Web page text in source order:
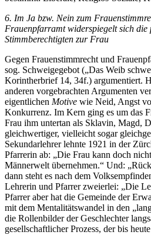
6. Im Ja bzw. Nein zum
Frauenpfarramt widerspiegelt sich die
Stimmberechtigten zur Frau
Gegen Frauenstimmrecht und
sog. Schweigegebot („Das Weib
Korintherbrief 14, 34f.) argumentiert.
anderen vorgebrachten Argumenten
eigentlichen Motive wie Neid, Angst
Konkurrenz. Im Kern ging es um das
Frau ihm untertan als Sklavin, Magd,
gleichwertiger, vielleicht sogar
Sekundarlehrer lehnte 1921 in der
Pfarrerin ab: „Die Frau kann doch
Männerwelt übernehmen.“ Und:
dann steht es nach dem
Lehrerin und Pfarrer zweierlei: „Die
Pfarrer aber hat die Gemeinde der
mit dem Mentalitätswandel in den
die Rollenbilder der Geschlechter
gesellschaftlicher Prozess, der bis